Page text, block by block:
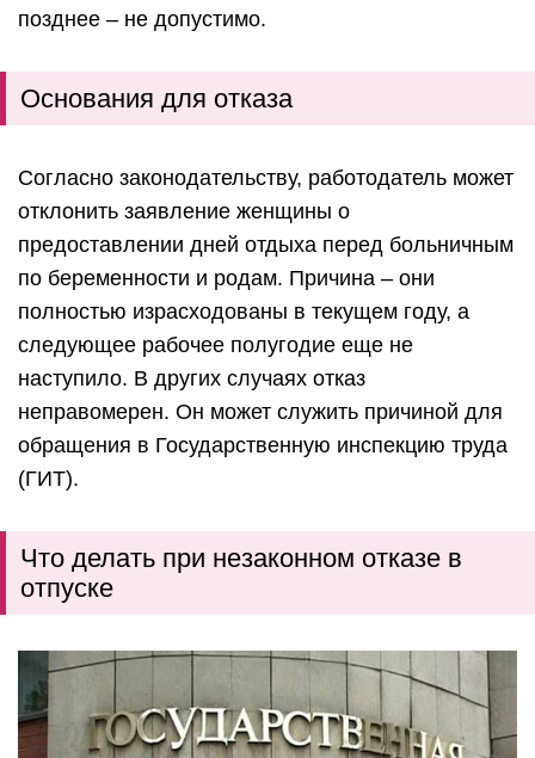
позднее – не допустимо.
Основания для отказа
Согласно законодательству, работодатель может
отклонить заявление женщины о
предоставлении дней отдыха перед больничным
по беременности и родам. Причина – они
полностью израсходованы в текущем году, а
следующее рабочее полугодие еще не
наступило. В других случаях отказ
неправомерен. Он может служить причиной для
обращения в Государственную инспекцию труда
(ГИТ).
Что делать при незаконном отказе в
отпуске